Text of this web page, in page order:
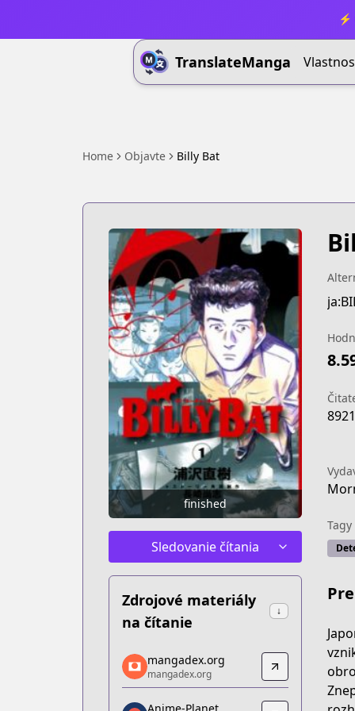
TranslateManga
Home Objavte Billy Bat
finished
Sledovanie čítania
Zdrojové materiály
na čítanie
↓
mangadex.org
mangadex.org
https://mangadex.org/title/e5357466-
mangadex.org
mangadex.org
Tagy